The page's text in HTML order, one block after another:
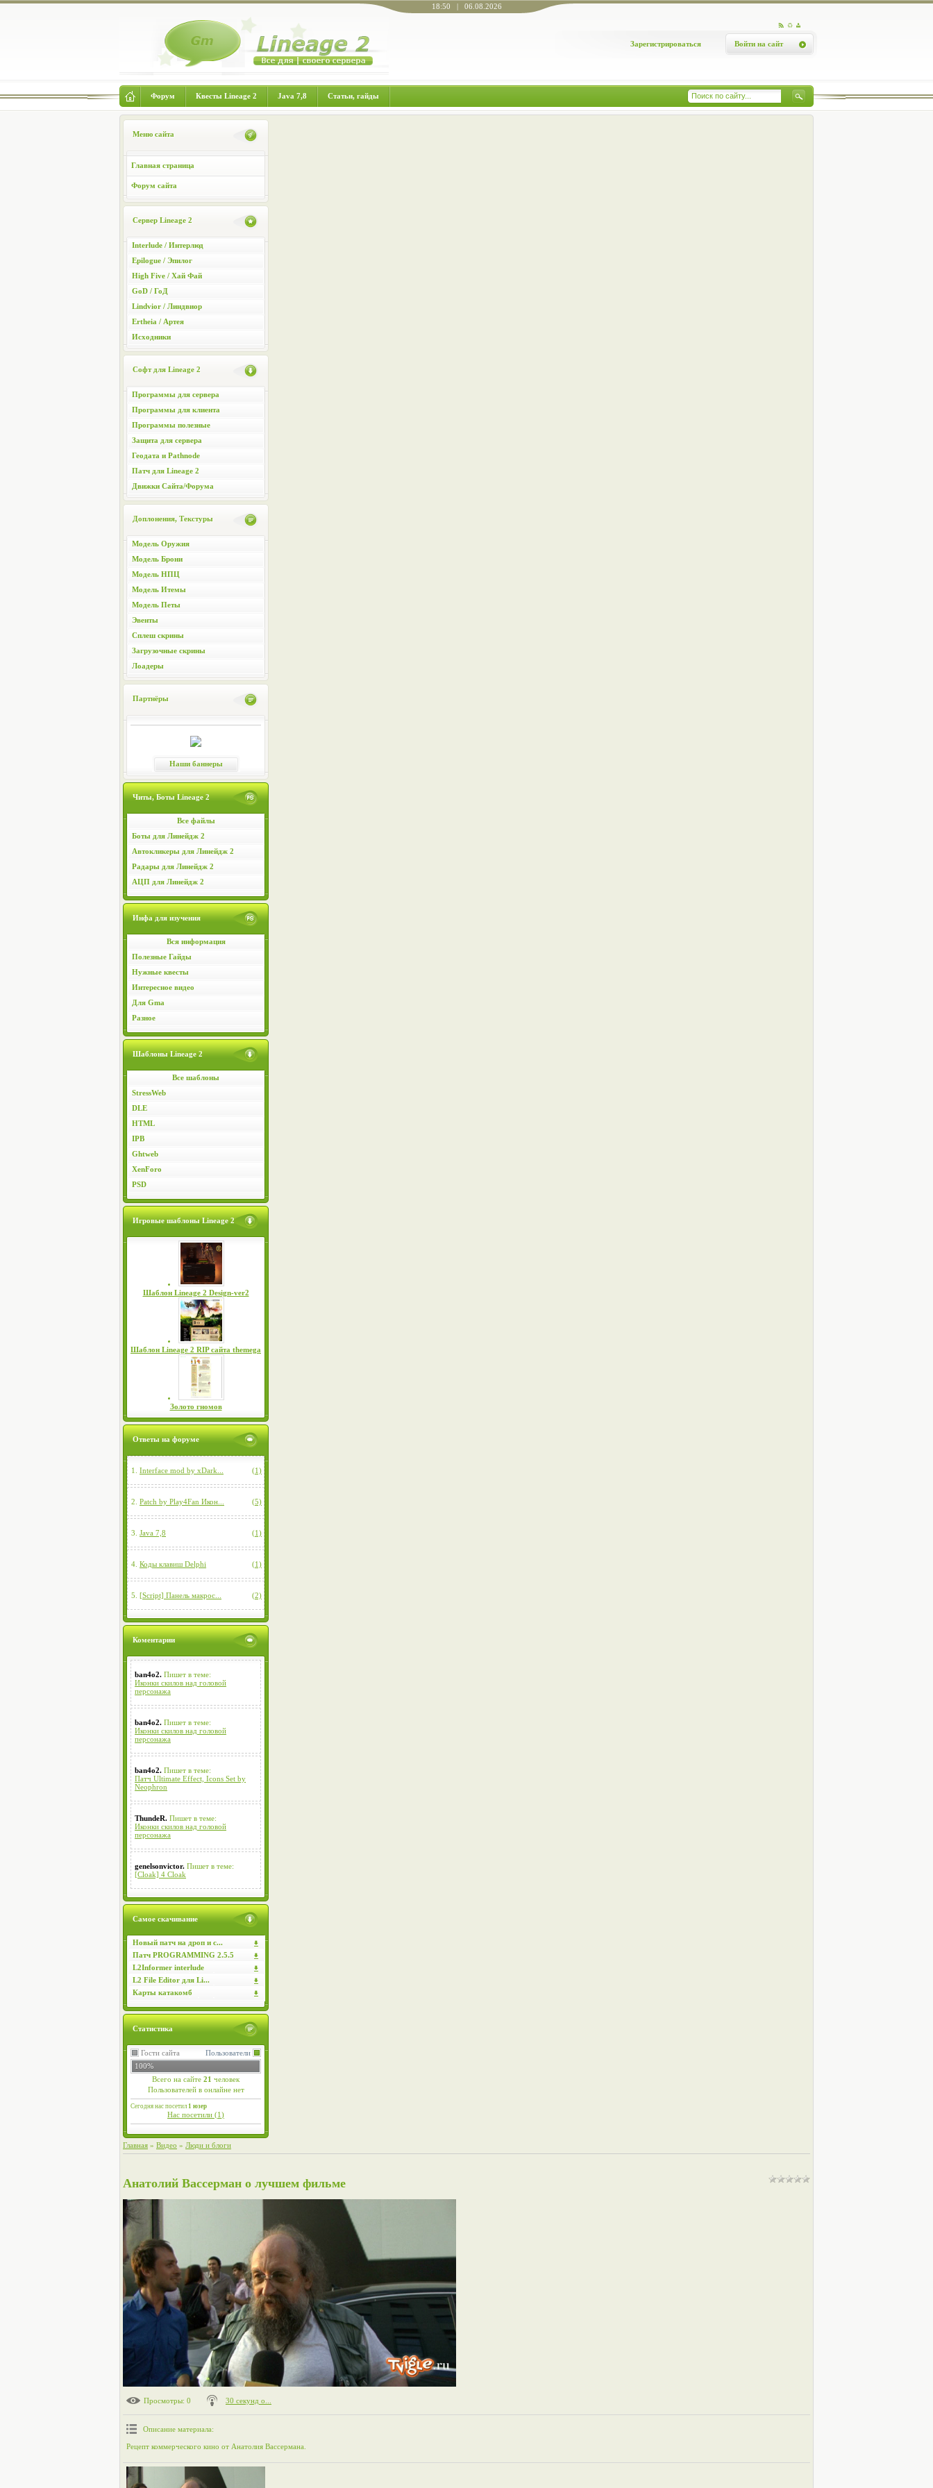
18:50 | 06.08.2026
Войти на сайт
Зарегистрироваться
Форум Квесты Lineage 2 Java 7,8 Статьи, гайды
Меню сайта
Главная страница
Форум сайта
Сервер Lineage 2
Interlude / Интерлюд
Epilogue / Эпилог
High Five / Хай Фай
GoD / ГоД
Lindvior / Линдвиор
Ertheia / Артея
Исходники
Софт для Lineage 2
Программы для сервера
Программы для клиента
Программы полезные
Защита для сервера
Геодата и Pathnode
Патч для Lineage 2
Движки Сайта/Форума
Доплонения, Текстуры
Модель Оружия
Модель Брони
Модель НПЦ
Модель Итемы
Модель Петы
Эвенты
Сплеш скрины
Загрузочные скрины
Лоадеры
Партнёры
Наши баннеры
Читы, Боты Lineage 2
Все файлы
Боты для Линейдж 2
Автокликеры для Линейдж 2
Радары для Линейдж 2
АЦП для Линейдж 2
Инфа для изучения
Вся информация
Полезные Гайды
Нужные квесты
Интересное видео
Для Gma
Разное
Шаблоны Lineage 2
Все шаблоны
StressWeb
DLE
HTML
IPB
Ghtweb
XenForo
PSD
Игровые шаблоны Lineage 2
Шаблон Lineage 2 Design-ver2
Шаблон Lineage 2 RIP сайта themega
Золото гномов
Ответы на форуме
1. Interface mod by xDark... (1)
2. Patch by Play4Fan Икон... (5)
3. Java 7,8 (1)
4. Коды клавиш Delphi (1)
5. [Script] Панель макрос... (2)
Коментарии
ban4o2. Пишет в теме:
Иконки скилов над головой
персонажа
ban4o2. Пишет в теме:
Иконки скилов над головой
персонажа
ban4o2. Пишет в теме:
Патч Ultimate Effect, Icons Set by
Neophron
ThundeR. Пишет в теме:
Иконки скилов над головой
персонажа
genelsonvictor. Пишет в теме:
[Cloak] 4 Cloak
Самое скачивание
Новый патч на дроп и с...
Патч PROGRAMMING 2.5.5
L2Informer interlude
L2 File Editor для Li...
Карты катакомб
Статистика
Пользователи
Гости сайта
100%
Всего на сайте 21 человек
Пользователей в онлайне нет
Сегодня нас посетил1 юзер
Нас посетили (1)
Главная » Видео » Люди и блоги
Анатолий Вассерман о лучшем фильме
Просмотры: 0 30 секунд о...
Описание материала:
Рецепт коммерческого кино от Анатолия Вассермана.